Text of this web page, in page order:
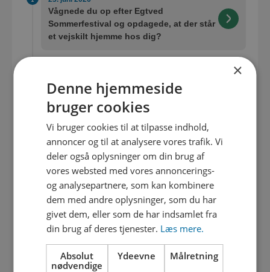
Vågnede du op efter Egtved
Sommerfestival og opdagede, at der står
et vejskilt hjemme hos dig?
Spærring af Aftensang og Østergade
Adgang til Overgårdvej
28. april 2026
Spærringen af krydset Aftensang/
Østergade udsat til mandag den 4. maj
27. april 2026
29. april-10. maj
×
Denne hjemmeside
bruger cookies
Vi bruger cookies til at tilpasse indhold,
annoncer og til at analysere vores trafik. Vi
deler også oplysninger om din brug af
vores websted med vores annoncerings-
og analysepartnere, som kan kombinere
dem med andre oplysninger, som du har
givet dem, eller som de har indsamlet fra
din brug af deres tjenester. Læs mere.
Absolut
nødvendige
Ydeevne Målretning